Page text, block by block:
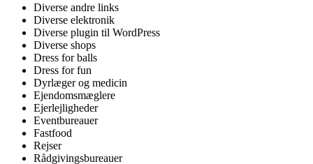
Diverse andre links
Diverse elektronik
Diverse plugin til WordPress
Diverse shops
Dress for balls
Dress for fun
Dyrlæger og medicin
Ejendomsmæglere
Ejerlejligheder
Eventbureauer
Fastfood
Rejser
Rådgivingsbureauer